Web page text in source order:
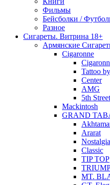
Фильмы
Бейсболки /
Разное
Сигареты. Витрина 18+
Армянские
Cigaronne
Tattoo
Center
AMG
5th Street
Mackintosh
GRAND
Ararat
Nostalgia
Classic
TIP TOP
MT.